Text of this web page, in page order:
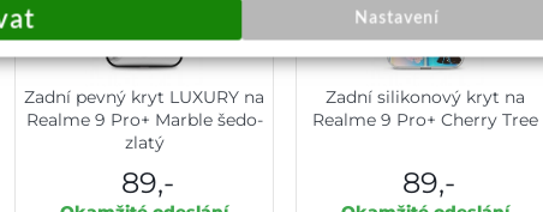
Zadní pevný kryt LUXURY na
Realme 9 Pro+ Marble šedo-
zlatý
89,-
Zadní silikonový kryt na
Realme 9 Pro+ Cherry Tree
89,-
Nastavení